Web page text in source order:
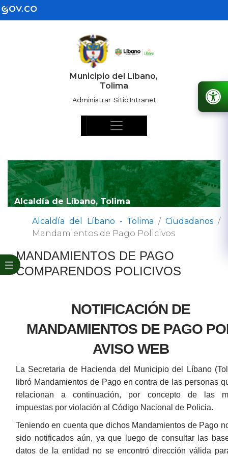
Municipio del Líbano,
Tolima
Administrar SitioIntranet
Alcaldía de Líbano, Tolima
Alcaldía del Líbano - Tolima /Ciudadanos /
Mandamientos de Pago Policivos
MANDAMIENTOS DE PAGO
COMPARENDOS ​ POLICIVOS
NOTIFICACIÓN DE
MANDAMIENTOS DE PAGO
AVISO WEB
La Secretaria de Hacienda del Municipio del Líbano
libró Mandamientos de Pago en contra de las personas
relacionan a continuación, por concepto de las
impuestas por violación al Código Nacional de Policia.​
Teniendo en cuenta que dichos Mandamientos de Pago
sido notificados aún, ya que luego de consultar las
datos de la entidad no se encontró dirección válida